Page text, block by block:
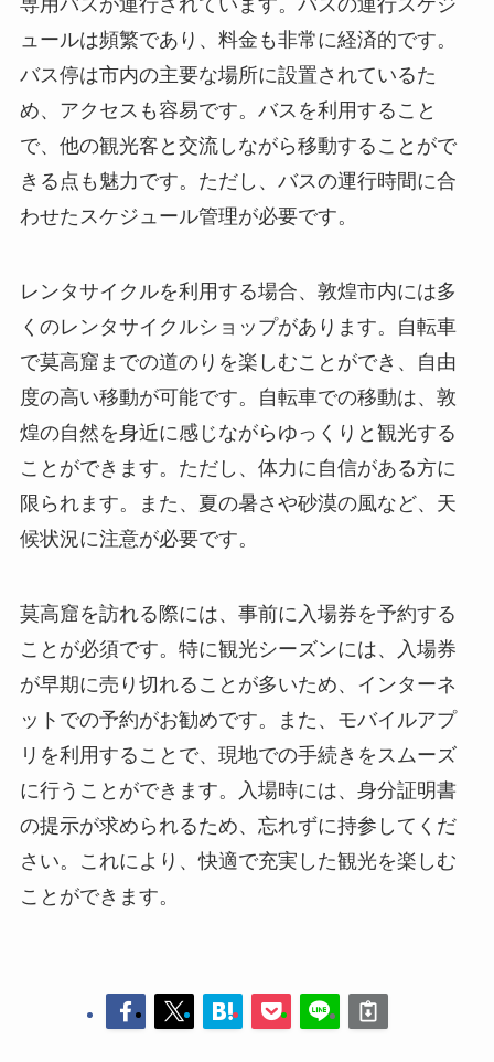
ュールは頻繁であり、料金も非常に経済的です。
バス停は市内の主要な場所に設置されているた
め、アクセスも容易です。バスを利用すること
で、他の観光客と交流しながら移動することがで
きる点も魅力です。ただし、バスの運行時間に合
わせたスケジュール管理が必要です。
レンタサイクルを利用する場合、敦煌市内には多
くのレンタサイクルショップがあります。自転車
で莫高窟までの道のりを楽しむことができ、自由
度の高い移動が可能です。自転車での移動は、敦
煌の自然を身近に感じながらゆっくりと観光する
ことができます。ただし、体力に自信がある方に
限られます。また、夏の暑さや砂漠の風など、天
候状況に注意が必要です。
莫高窟を訪れる際には、事前に入場券を予約する
ことが必須です。特に観光シーズンには、入場券
が早期に売り切れることが多いため、インターネ
ットでの予約がお勧めです。また、モバイルアプ
リを利用することで、現地での手続きをスムーズ
に行うことができます。入場時には、身分証明書
の提示が求められるため、忘れずに持参してくだ
さい。これにより、快適で充実した観光を楽しむ
ことができます。